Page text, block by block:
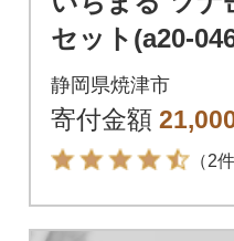
セット(a20-
静岡県焼津市
寄付金額
（2件